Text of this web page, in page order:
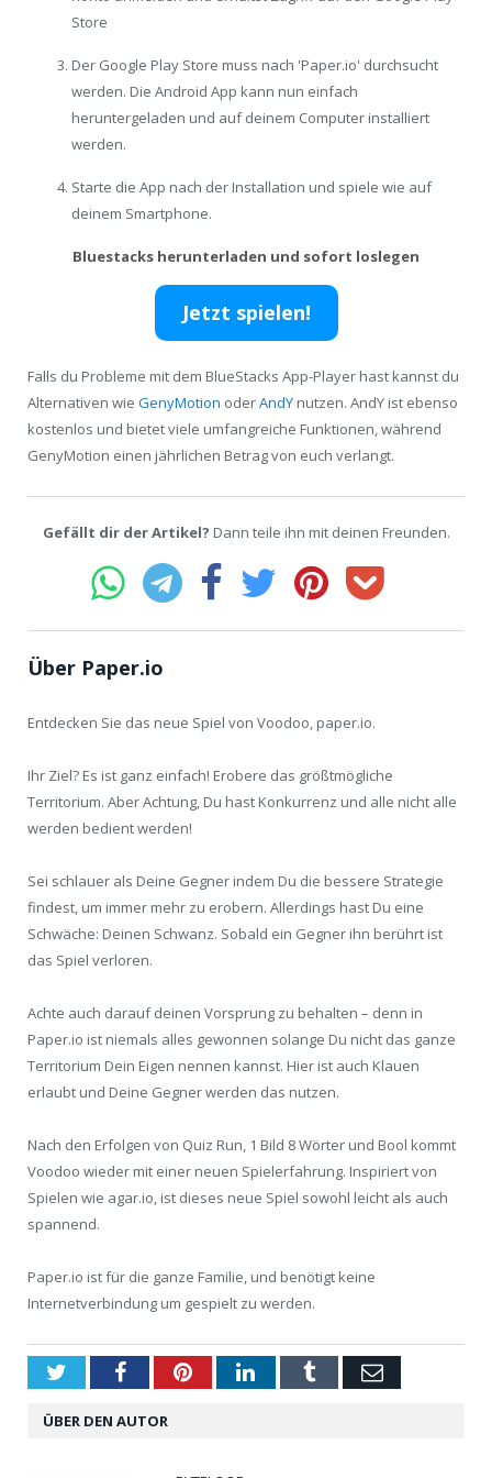
Store
Der Google Play Store muss nach 'Paper.io' durchsucht
werden. Die Android App kann nun einfach
heruntergeladen und auf deinem Computer installiert
werden.
Starte die App nach der Installation und spiele wie auf
deinem Smartphone.
Bluestacks herunterladen und sofort loslegen
Jetzt spielen!
Falls du Probleme mit dem BlueStacks App-Player hast kannst du
Alternativen wie GenyMotion oderAndY nutzen. AndY ist ebenso
kostenlos und bietet viele umfangreiche Funktionen, während
GenyMotion einen jährlichen Betrag von euch verlangt.
Gefällt dir der Artikel? Dann teile ihn mit deinen Freunden.
Über Paper.io
Entdecken Sie das neue Spiel von Voodoo, paper.io.
Ihr Ziel? Es ist ganz einfach! Erobere das größtmögliche
Territorium. Aber Achtung, Du hast Konkurrenz und alle nicht alle
werden bedient werden!
Sei schlauer als Deine Gegner indem Du die bessere Strategie
findest, um immer mehr zu erobern. Allerdings hast Du eine
Schwäche: Deinen Schwanz. Sobald ein Gegner ihn berührt ist
das Spiel verloren.
Achte auch darauf deinen Vorsprung zu behalten – denn in
Paper.io ist niemals alles gewonnen solange Du nicht das ganze
Territorium Dein Eigen nennen kannst. Hier ist auch Klauen
erlaubt und Deine Gegner werden das nutzen.
Nach den Erfolgen von Quiz Run, 1 Bild 8 Wörter und Bool kommt
Voodoo wieder mit einer neuen Spielerfahrung. Inspiriert von
Spielen wie agar.io, ist dieses neue Spiel sowohl leicht als auch
spannend.
Paper.io ist für die ganze Familie, und benötigt keine
Internetverbindung um gespielt zu werden.
TwitterFacebookPinterestLinkedInTumblrEmail
ÜBER DEN AUTOR